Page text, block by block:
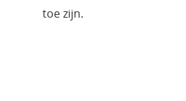
toe zijn.